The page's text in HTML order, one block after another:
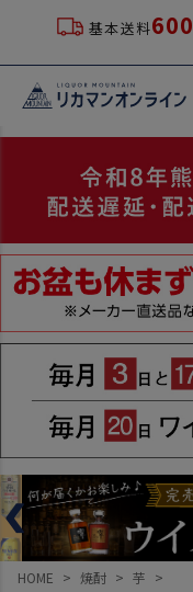
基本送料600
HOME 焼酎 芋